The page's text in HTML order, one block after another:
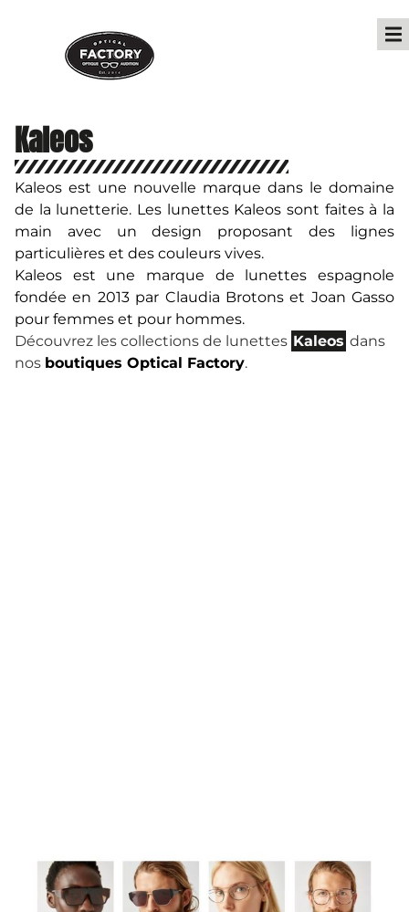
Kaleos
Kaleos est une nouvelle marque dans le domaine
de la lunetterie. Les lunettes Kaleos sont faites à la
main avec un design proposant des lignes
particulières et des couleurs vives.
Kaleos est une marque de lunettes espagnole
fondée en 2013 par Claudia Brotons et Joan Gasso
pour femmes et pour hommes.
Découvrez les collections de lunettes Kaleos dans
nos boutiques Optical Factory.